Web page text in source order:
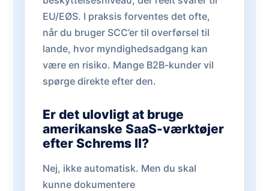
EU/EØS. I praksis forventes det ofte,
når du bruger SCC’er til overførsel til
lande, hvor myndighedsadgang kan
være en risiko. Mange B2B-kunder vil
spørge direkte efter den.
Er det ulovligt at bruge
amerikanske SaaS-værktøjer
efter Schrems II?
Nej, ikke automatisk. Men du skal
kunne dokumentere